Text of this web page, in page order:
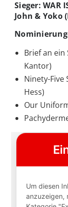
Sieger: WAR
John & Yoko
Brief an ein
Kantor)
Ninety-Five
Hess)
Our